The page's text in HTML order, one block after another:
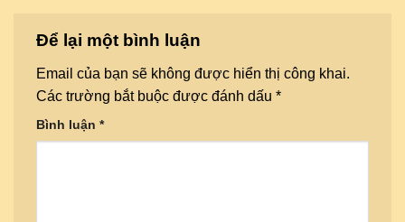
Để lại một bình luận
Email của bạn sẽ không được hiển thị công khai.
Các trường bắt buộc được đánh dấu *
Bình luận *